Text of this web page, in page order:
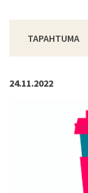
TAPAHTUMA
24.11.2022